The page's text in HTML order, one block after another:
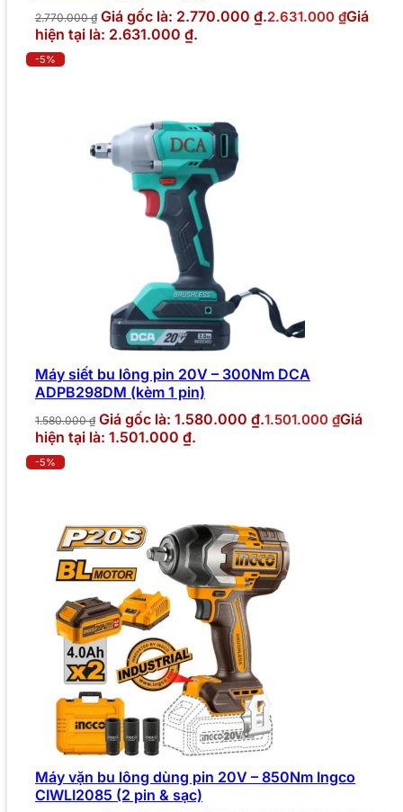
2.770.000₫ Giá gốc là: 2.770.000 ₫.2.631.000 ₫Giá
hiện tại là: 2.631.000 ₫.
-5%
Máy siết bu lông pin 20V – 300Nm DCA
ADPB298DM (kèm 1 pin)
1.580.000₫ Giá gốc là: 1.580.000 ₫.1.501.000 ₫Giá
hiện tại là: 1.501.000 ₫.
-5%
Máy vặn bu lông dùng pin 20V – 850Nm Ingco
CIWLI2085 (2 pin & sạc)